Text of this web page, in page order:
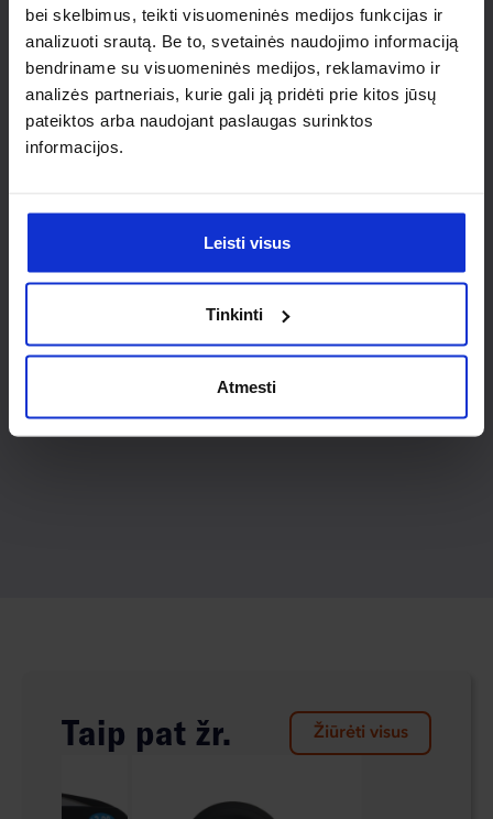
bei skelbimus, teikti visuomeninės medijos funkcijas ir
analizuoti srautą. Be to, svetainės naudojimo informaciją
bendriname su visuomeninės medijos, reklamavimo ir
analizės partneriais, kurie gali ją pridėti prie kitos jūsų
pateiktos arba naudojant paslaugas surinktos
informacijos.
Leisti visus
Tinkinti
Atmesti
Susisiek su mumis dėl
nestandartinio produkto aptarimo.
Susisiekti
Taip pat žr. Žiūrėti visus